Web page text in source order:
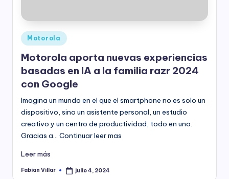
Publicado
en
Motorola
Motorola aporta nuevas experiencias
basadas en IA a la familia razr 2024
con Google
Imagina un mundo en el que el smartphone no es solo un
dispositivo, sino un asistente personal, un estudio
creativo y un centro de productividad, todo en uno.
Gracias a… Continuar leer mas
Leer más
Publicado
Fabian Villar julio 4, 2024